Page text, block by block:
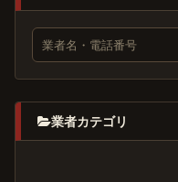
業者カテゴリ